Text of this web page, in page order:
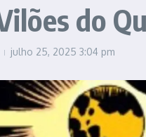
do
julho 25, 2025 3:04 pm